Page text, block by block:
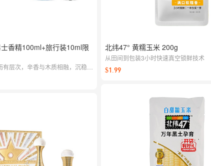
香精100ml+旅行装10ml限
层次，辛香与木质相融，沉稳不
便补香，礼盒质感出众，送礼自
北纬47° 黄糯玉米 200g
从田间到包装3小时快速真空锁鲜技术
$1.99